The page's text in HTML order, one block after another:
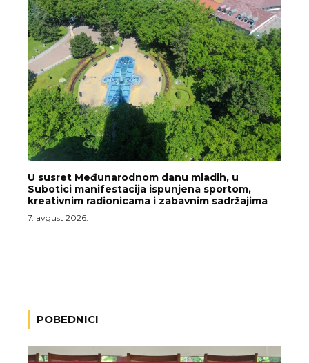
U susret Međunarodnom danu mladih, u
Subotici manifestacija ispunjena sportom,
kreativnim radionicama i zabavnim sadržajima
7. avgust 2026.
POBEDNICI